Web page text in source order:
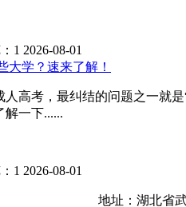
1 2026-08-01
大学？速来了解！
考，最纠结的问题之一就是
解一下......
1 2026-08-01
地址：湖北省